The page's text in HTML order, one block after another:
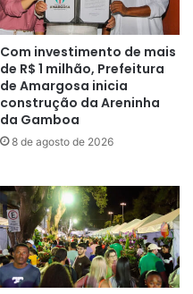
Com investimento de mais
de R$ 1 milhão, Prefeitura
de Amargosa inicia
construção da Areninha
da Gamboa
8 de agosto de 2026